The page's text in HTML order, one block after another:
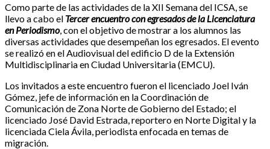
Como parte de las actividades de la XII Semana del ICSA, se
llevo a cabo el Tercer encuentro con egresados de la Licenciatura
en Periodismo, con el objetivo de mostrar a los alumnos las
diversas actividades que desempeñan los egresados. El evento
se realizó en el Audiovisual del edificio D de la Extensión
Multidisciplinaria en Ciudad Universitaria (EMCU).
Los invitados a este encuentro fueron el licenciado Joel Iván
Gómez, jefe de información en la Coordinación de
Comunicación de Zona Norte de Gobierno del Estado; el
licenciado José David Estrada, reportero en Norte Digital y la
licenciada Ciela Ávila, periodista enfocada en temas de
migración.